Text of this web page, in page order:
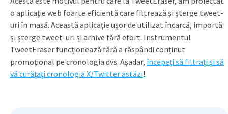
o aplicație web foarte eficientă care filtrează și șterge tweet-
uri în masă. Această aplicație ușor de utilizat încarcă, importă
și șterge tweet-uri și arhive fără efort. Instrumentul
TweetEraser funcționează fără a răspândi conținut
promoțional pe cronologia dvs. Așadar, începeți să filtrați și să
vă curățați cronologia X/Twitter astăzi!